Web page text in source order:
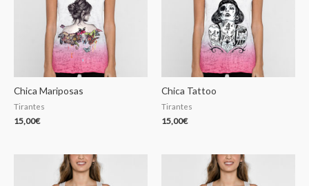
Chica Mariposas
Tirantes
15,00€
Chica Tattoo
Tirantes
15,00€